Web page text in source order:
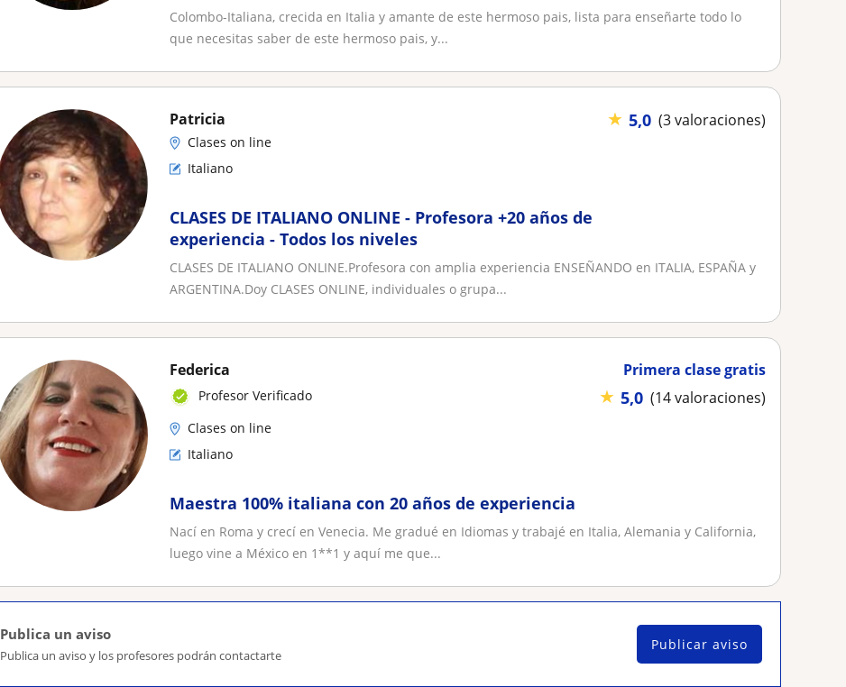
Colombo-Italiana, crecida en Italia y amante de este hermoso pais, lista para enseñarte todo lo
que necesitas saber de este hermoso pais, y...
★ 5,0 (3 valoraciones)
Patricia
Clases on line
Italiano
CLASES DE ITALIANO ONLINE - Profesora +20 años de
experiencia - Todos los niveles
CLASES DE ITALIANO ONLINE.Profesora con amplia experiencia ENSEÑANDO en ITALIA, ESPAÑA y
ARGENTINA.Doy CLASES ONLINE, individuales o grupa...
Primera clase gratis
★ 5,0 (14 valoraciones)
Federica
Profesor Verificado
Clases on line
Italiano
Maestra 100% italiana con 20 años de experiencia
Nací en Roma y crecí en Venecia. Me gradué en Idiomas y trabajé en Italia, Alemania y California,
luego vine a México en 1**1 y aquí me que...
Publica un aviso
Publica un aviso y los profesores podrán contactarte
Publicar aviso